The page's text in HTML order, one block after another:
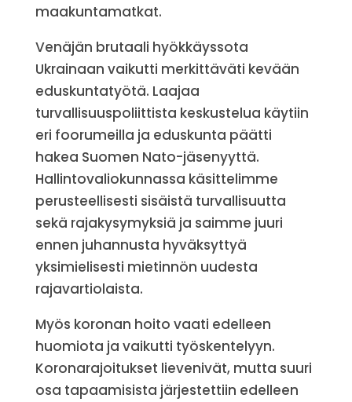
maakuntamatkat.
Venäjän brutaali hyökkäyssota
Ukrainaan vaikutti merkittäväti kevään
eduskuntatyötä. Laajaa
turvallisuuspoliittista keskustelua käytiin
eri foorumeilla ja eduskunta päätti
hakea Suomen Nato-jäsenyyttä.
Hallintovaliokunnassa käsittelimme
perusteellisesti sisäistä turvallisuutta
sekä rajakysymyksiä ja saimme juuri
ennen juhannusta hyväksyttyä
yksimielisesti mietinnön uudesta
rajavartiolaista.
Myös koronan hoito vaati edelleen
huomiota ja vaikutti työskentelyyn.
Koronarajoitukset lievenivät, mutta suuri
osa tapaamisista järjestettiin edelleen